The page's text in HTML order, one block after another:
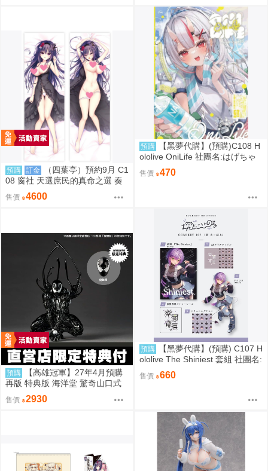
預購 訂金
（四葉亭）預約9月 C1
08 窗社 天選庶民的真命之選 奏
命 抱枕套 0814
售價 4600
預購
【黑夢代購】(預購)C108 H
ololive OniLife 社團名:はげちゃ
った 繪師: HAGE
售價 470
預購
【高雄冠軍】27年4月預購
再版 特典版 海洋堂 驚奇山口式
黑色戰衣蜘蛛人 共生體蜘蛛人 免
訂金0928
售價 2930
預購
【黑夢代購】(預購) C107 H
ololive The Shiniest 套組 社團名:
にゃろめのちゅーる 繪師:にゃろ
め
售價 660